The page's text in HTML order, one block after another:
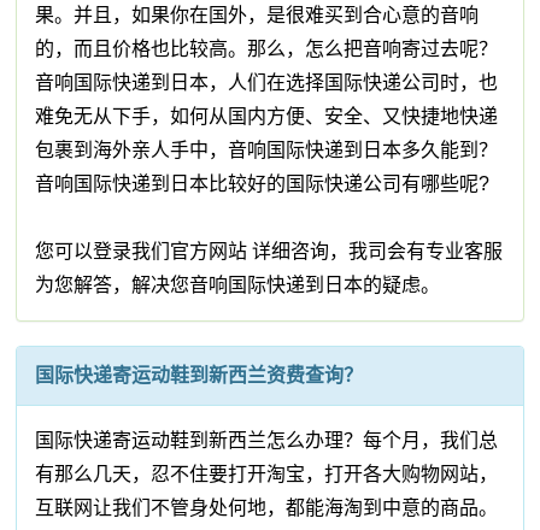
果。并且，如果你在国外，是很难买到合心意的音响
的，而且价格也比较高。那么，怎么把音响寄过去呢？
音响国际快递到日本，人们在选择国际快递公司时，也
难免无从下手，如何从国内方便、安全、又快捷地快递
包裹到海外亲人手中，音响国际快递到日本多久能到？
音响国际快递到日本比较好的国际快递公司有哪些呢?
您可以登录我们官方网站 详细咨询，我司会有专业客服
为您解答，解决您音响国际快递到日本的疑虑。
国际快递寄运动鞋到新西兰资费查询？
国际快递寄运动鞋到新西兰怎么办理？每个月，我们总
有那么几天，忍不住要打开淘宝，打开各大购物网站，
互联网让我们不管身处何地，都能海淘到中意的商品。